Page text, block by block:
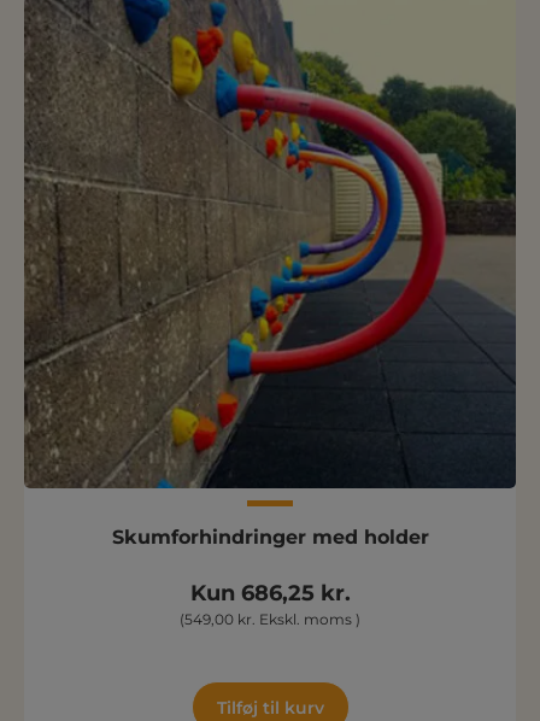
Skumforhindringer med holder
Kun 686,25 kr.
(549,00 kr. Ekskl. moms )
Tilføj til kurv